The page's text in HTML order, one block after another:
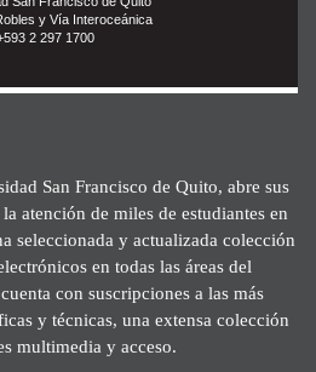
y Vía Interoceánica
2 297 1700
San Francisco de Quito, abre sus
atención de miles de estudiantes en
seleccionada y actualizada colección
en todas las áreas del
con suscripciones a las más
y técnicas, una extensa colección
multimedia y acceso.